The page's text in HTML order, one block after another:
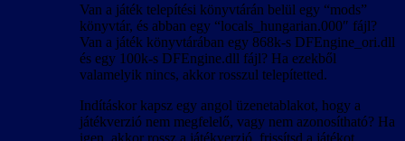
Van a játék telepítési könyvtárán belül egy “mods”
könyvtár, és abban egy “locals_hungarian.000″ fájl?
Van a játék könyvtárában egy 868k-s DFEngine_ori.dll
és egy 100k-s DFEngine.dll fájl? Ha ezekből
valamelyik nincs, akkor rosszul telepítetted.
Indításkor kapsz egy angol üzenetablakot, hogy a
játékverzió nem megfelelő, vagy nem azonosítható? Ha
igen, akkor rossz a játékverzió, frissítsd a játékot.